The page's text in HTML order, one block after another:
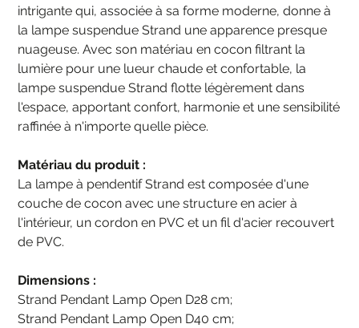
intrigante qui, associée à sa forme moderne, donne à
la lampe suspendue Strand une apparence presque
nuageuse. Avec son matériau en cocon filtrant la
lumière pour une lueur chaude et confortable, la
lampe suspendue Strand flotte légèrement dans
l'espace, apportant confort, harmonie et une sensibilité
raffinée à n'importe quelle pièce.
Matériau du produit :
La lampe à pendentif Strand est composée d'une
couche de cocon avec une structure en acier à
l'intérieur, un cordon en PVC et un fil d'acier recouvert
de PVC.
Dimensions :
Strand Pendant Lamp Open D28 cm;
Strand Pendant Lamp Open D40 cm;